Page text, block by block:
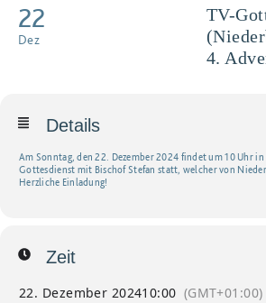
22
Dez
TV-
4.
Details
Am Sonntag, den 22. Dezember 2024 findet um 10 Uhr
Gottesdienst mit Bischof Stefan statt, welcher von
Herzliche Einladung!
Zeit
22. Dezember 202410:00 (GMT+01:00)